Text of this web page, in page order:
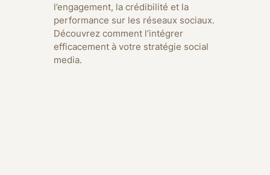
l’engagement, la crédibilité et la
performance sur les réseaux sociaux.
Découvrez comment l’intégrer
efficacement à votre stratégie social
media.